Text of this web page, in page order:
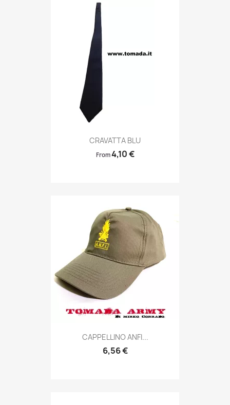
Anteprima
CRAVATTA BLU
From4,10 €
Anteprima
CAPPELLINO ANFI...
6,56 €